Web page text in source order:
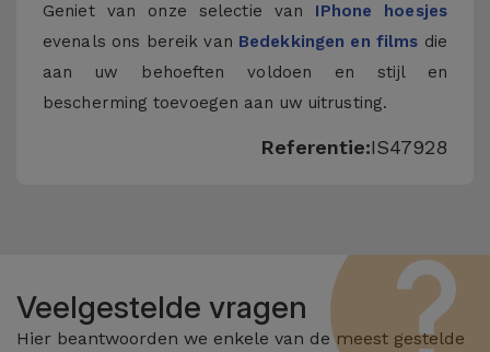
Geniet van onze selectie van IPhone hoesjes
evenals ons bereik van Bedekkingen en films die
aan uw behoeften voldoen en stijl en
bescherming toevoegen aan uw uitrusting.
Referentie:IS47928
Veelgestelde vragen
Hier beantwoorden we enkele van de meest gestelde